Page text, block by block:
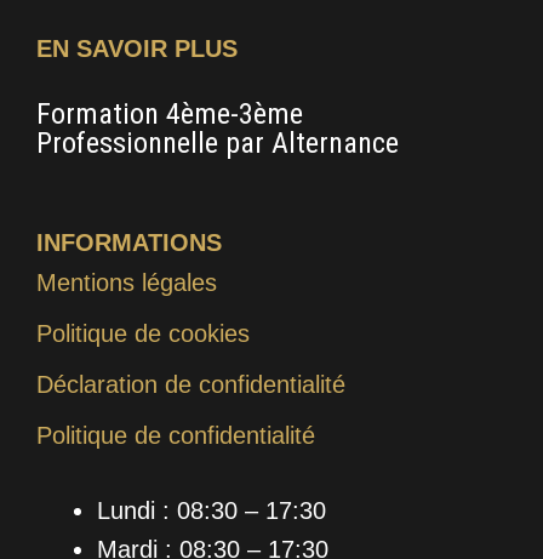
EN SAVOIR PLUS
Formation 4ème-3ème
Professionnelle par Alternance
INFORMATIONS
Mentions légales
Politique de cookies
Déclaration de confidentialité
Politique de confidentialité
Lundi : 08:30 – 17:30
Mardi : 08:30 – 17:30